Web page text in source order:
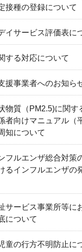
接種の登録について
イサービス評価表に
する対応について
援事業者へのお知ら
物質（PM2.5)に関す
者向けマニュアル（
知について
フルエンザ総合対策
るインフルエンザの
サービス事業所等に
について
童の行方不明防止に